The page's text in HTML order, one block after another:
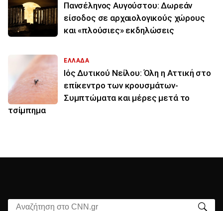
Πανσέληνος Αυγούστου: Δωρεάν
είσοδος σε αρχαιολογικούς χώρους
και «πλούσιες» εκδηλώσεις
ΕΛΛΑΔΑ
Ιός Δυτικού Νείλου: Όλη η Αττική στο
επίκεντρο των κρουσμάτων-
Συμπτώματα και μέρες μετά το
τσίμπημα
Αναζήτηση στο CNN.gr